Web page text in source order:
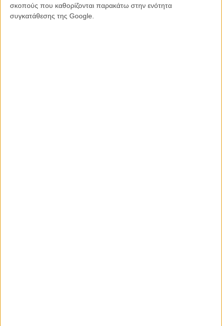
σκοπούς που καθορίζονται παρακάτω στην ενότητα
συγκατάθεσης της Google.